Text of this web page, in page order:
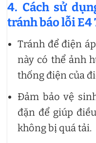
4. Cách sử
tránh báo lỗi E4
Tránh để điện
này có thể ảnh
thống điện của
Đảm bảo vệ
đặn để giúp
không bị quá tải.